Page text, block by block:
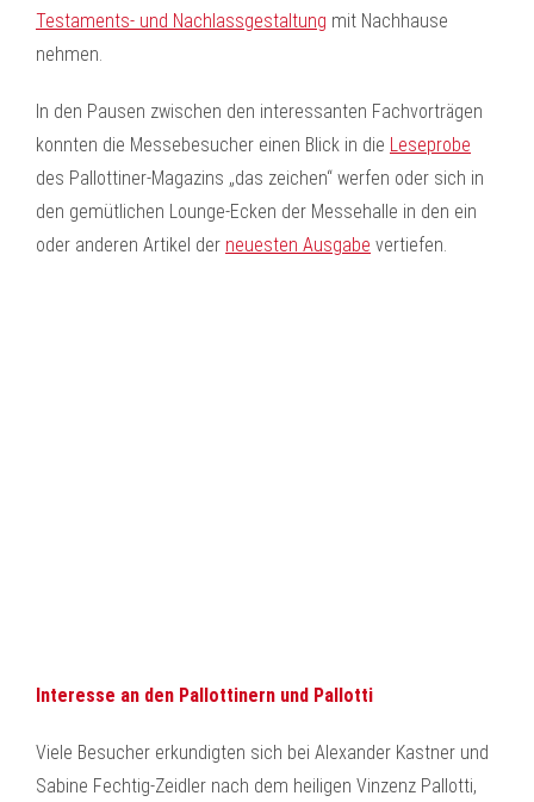
Testaments- und Nachlassgestaltung mit Nachhause
nehmen.
In den Pausen zwischen den interessanten Fachvorträgen
konnten die Messebesucher einen Blick in die Leseprobe
des Pallottiner-Magazins „das zeichen“ werfen oder sich in
den gemütlichen Lounge-Ecken der Messehalle in den ein
oder anderen Artikel der neuesten Ausgabe vertiefen.
Interesse an den Pallottinern und Pallotti
Viele Besucher erkundigten sich bei Alexander Kastner und
Sabine Fechtig-Zeidler nach dem heiligen Vinzenz Pallotti,